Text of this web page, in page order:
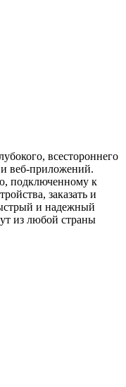
всестороннего
веб-приложений.
подключенному к
заказать и
и надежный
из любой страны